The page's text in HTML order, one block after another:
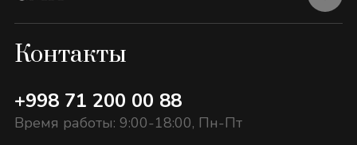
Контакты
+998 71 200 00 88
Время работы: 9:00-18:00, Пн-Пт